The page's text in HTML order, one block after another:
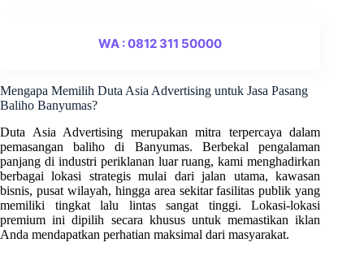
WA : 0812 311 50000
Mengapa Memilih Duta Asia Advertising untuk Jasa Pasang
Baliho Banyumas?
Duta Asia Advertising merupakan mitra terpercaya dalam
pemasangan baliho di Banyumas. Berbekal pengalaman
panjang di industri periklanan luar ruang, kami menghadirkan
berbagai lokasi strategis mulai dari jalan utama, kawasan
bisnis, pusat wilayah, hingga area sekitar fasilitas publik yang
memiliki tingkat lalu lintas sangat tinggi. Lokasi-lokasi
premium ini dipilih secara khusus untuk memastikan iklan
Anda mendapatkan perhatian maksimal dari masyarakat.